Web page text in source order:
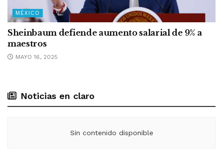
MÉXICO
Sheinbaum defiende aumento salarial de 9% a
maestros
MAYO 16, 2025
Noticias en claro
Sin contenido disponible